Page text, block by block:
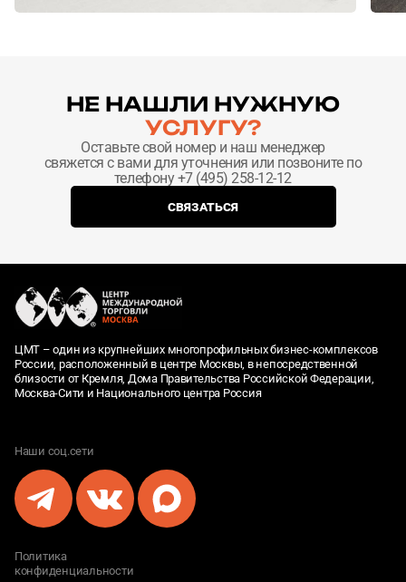
НЕ НАШЛИ НУЖНУЮ
УСЛУГУ?
Оставьте свой номер и наш менеджер
свяжется с вами для уточнения или позвоните по
телефону +7 (495) 258-12-12
СВЯЗАТЬСЯ
ЦМТ – один из крупнейших многопрофильных бизнес-комплексов
России, расположенный в центре Москвы, в непосредственной
близости от Кремля, Дома Правительства Российской Федерации,
Москва-Сити и Национального центра Россия
Наши соц.сети
Политика
конфиденциальности